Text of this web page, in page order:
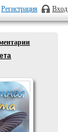
Регистрация Вход